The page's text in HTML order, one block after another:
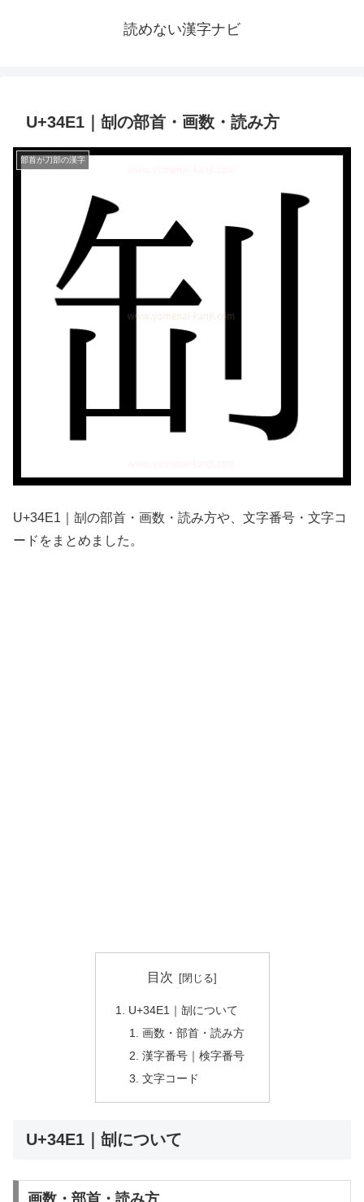
読めない漢字ナビ
U+34E1｜㓡の部首・画数・読み方
部首が刀部の漢字
U+34E1｜㓡の部首・画数・読み方や、文字番号・文字コ
ードをまとめました。
目次
U+34E1｜㓡について
画数・部首・読み方
漢字番号｜検字番号
文字コード
U+34E1｜㓡について
画数・部首・読み方